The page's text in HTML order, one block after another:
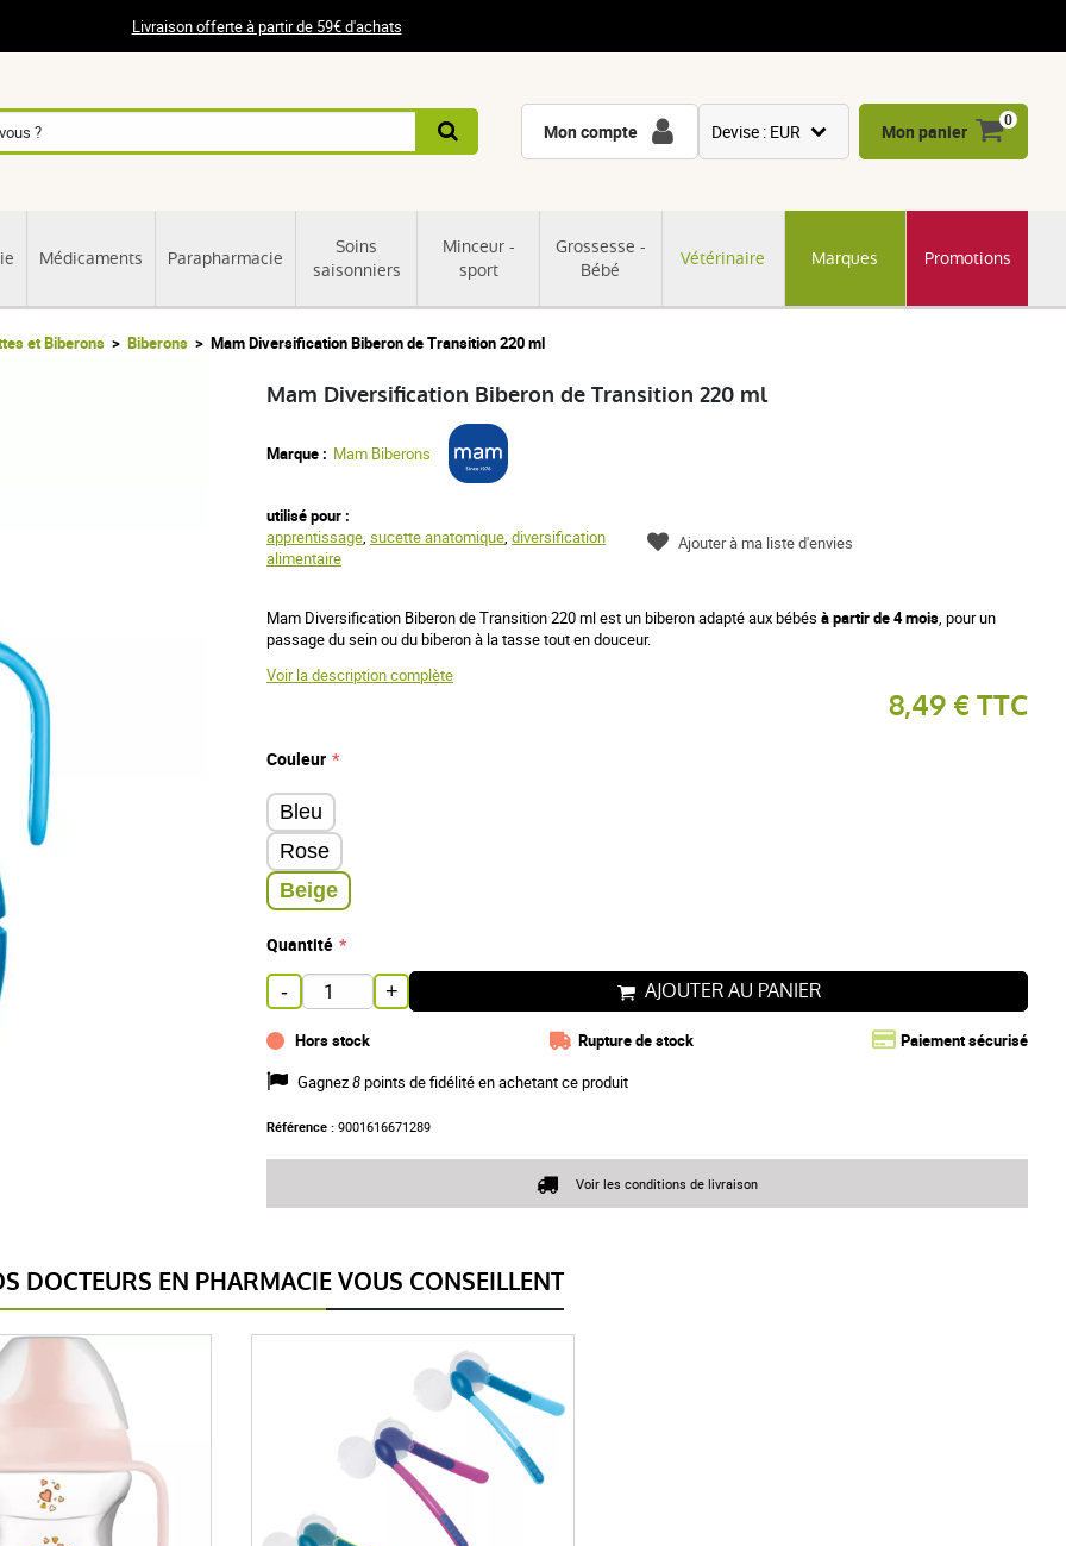
Livraison offerte à partir de 59€ d'achats
Médicaments Parapharmacie
Soins
saisonniers
Minceur -
sport
Grossesse -
Bébé
Vétérinaire Marques Promotions
Mon compte Devise : EUR
CNY
Mon panier
0
et Biberons Biberons Mam Diversification Biberon de Transition 220 ml
Mam Diversification Biberon de Transition 220 ml
Marque : Mam Biberons
utilisé pour :
apprentissage, sucette anatomique, diversification
alimentaire
Mam Diversification Biberon de Transition 220 ml est un biberon adapté aux bébés à partir de 4 mois, pour un
passage du sein ou du biberon à la tasse tout en douceur.
Voir la description complète
8,49 € TTC
Couleur
Bleu
Rose
Beige
Quantité
- + AJOUTER AU PANIER
Hors stock Rupture de stock Paiement sécurisé
Référence : 9001616671289
Gagnez8points de fidélité en achetant ce produit
Ajouter à ma liste d'envies
Voir les conditions de livraison
DOCTEURS EN PHARMACIE VOUS CONSEILLENT